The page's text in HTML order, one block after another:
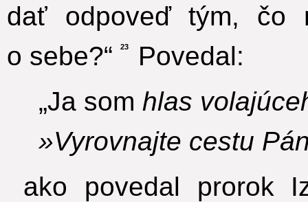
dať odpoveď tým, čo
o sebe?“
23
Povedal:
„Ja som hlas
»Vyrovnajte cestu
ako povedal prorok